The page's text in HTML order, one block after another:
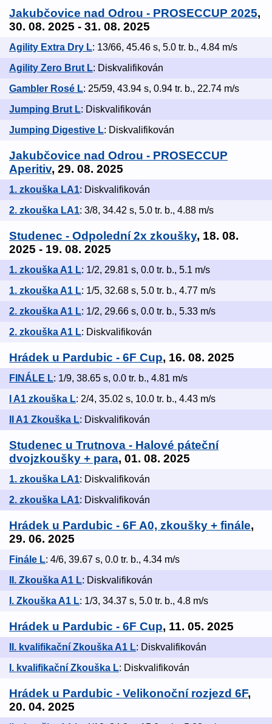
Jakubčovice nad Odrou - PROSECCUP 2025,
30. 08. 2025 - 31. 08. 2025
Agility Extra Dry L: 13/66, 45.46 s, 5.0 tr. b., 4.84 m/s
Agility Zero Brut L: Diskvalifikován
Gambler Rosé L: 25/59, 43.94 s, 0.94 tr. b., 22.74 m/s
Jumping Brut L: Diskvalifikován
Jumping Digestive L: Diskvalifikován
Jakubčovice nad Odrou - PROSECCUP
Aperitiv, 29. 08. 2025
1. zkouška LA1: Diskvalifikován
2. zkouška LA1: 3/8, 34.42 s, 5.0 tr. b., 4.88 m/s
Studenec - Odpolední 2x zkoušky, 18. 08.
2025 - 19. 08. 2025
1. zkouška A1 L: 1/2, 29.81 s, 0.0 tr. b., 5.1 m/s
1. zkouška A1 L: 1/5, 32.68 s, 5.0 tr. b., 4.77 m/s
2. zkouška A1 L: 1/2, 29.66 s, 0.0 tr. b., 5.33 m/s
2. zkouška A1 L: Diskvalifikován
Hrádek u Pardubic - 6F Cup, 16. 08. 2025
FINÁLE L: 1/9, 38.65 s, 0.0 tr. b., 4.81 m/s
I A1 zkouška L: 2/4, 35.02 s, 10.0 tr. b., 4.43 m/s
II A1 Zkouška L: Diskvalifikován
Studenec u Trutnova - Halové páteční
dvojzkoušky + para, 01. 08. 2025
1. zkouška LA1: Diskvalifikován
2. zkouška LA1: Diskvalifikován
Hrádek u Pardubic - 6F A0, zkoušky + finále,
29. 06. 2025
Finále L: 4/6, 39.67 s, 0.0 tr. b., 4.34 m/s
II. Zkouška A1 L: Diskvalifikován
I. Zkouška A1 L: 1/3, 34.37 s, 5.0 tr. b., 4.8 m/s
Hrádek u Pardubic - 6F Cup, 11. 05. 2025
II. kvalifikační Zkouška A1 L: Diskvalifikován
I. kvalifikační Zkouška L: Diskvalifikován
Hrádek u Pardubic - Velikonoční rozjezd 6F,
20. 04. 2025